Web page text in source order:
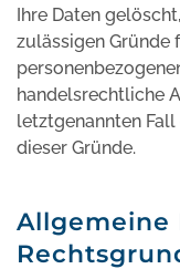
Ihre Daten
zulässigen Gründe
handelsrechtliche
letztgenannten
dieser Gründe.
Allgemeine